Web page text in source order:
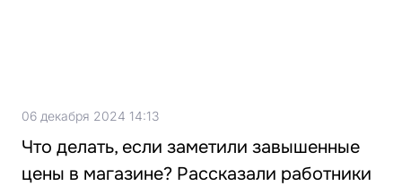
06 декабря 2024 14:13
Что делать, если заметили завышенные
цены в магазине? Рассказали работники